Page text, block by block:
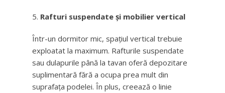
Rafturi suspendate și mobilier vertical
Într-un dormitor mic, spațiul vertical trebuie
exploatat la maximum. Rafturile suspendate
sau dulapurile până la tavan oferă depozitare
suplimentară fără a ocupa prea mult din
suprafața podelei. În plus, creează o linie